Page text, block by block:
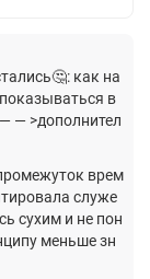
как на
в
— >дополнител
врем
служе
сухим и не пон
меньше зн